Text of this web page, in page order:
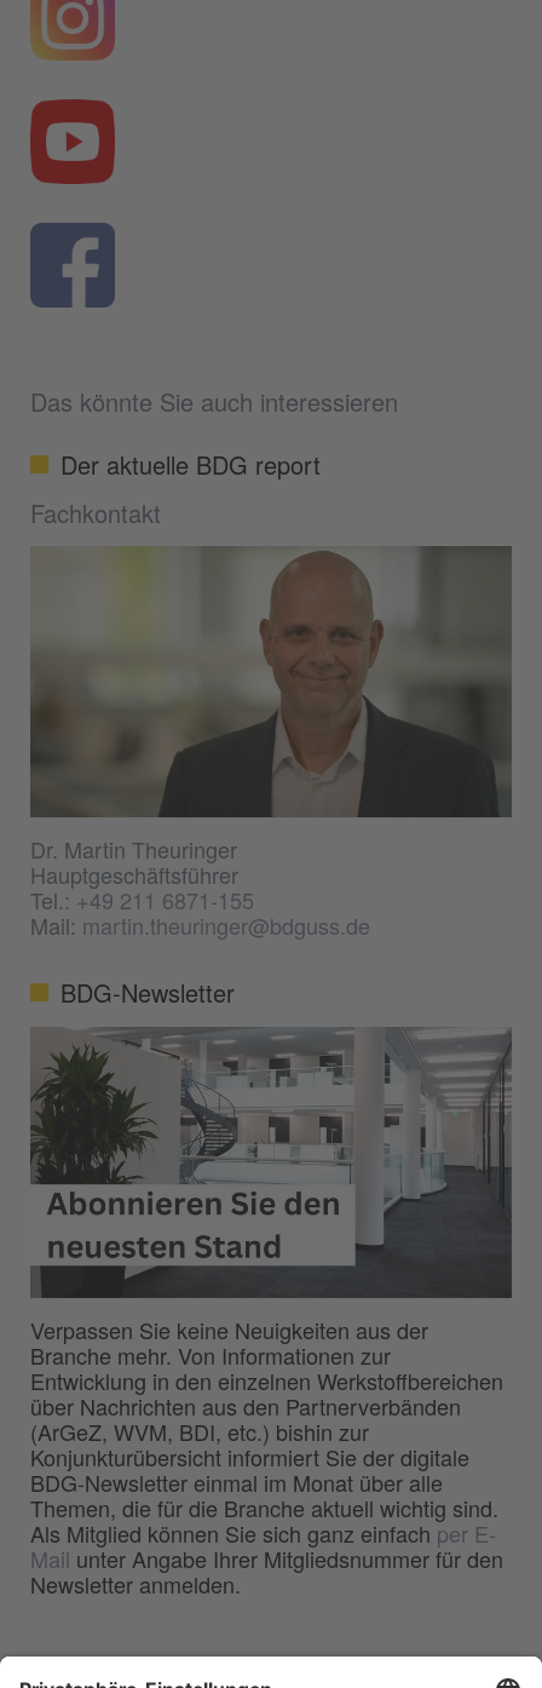
Das könnte Sie auch interessieren
Der aktuelle BDG report
Fachkontakt
Dr. Martin Theuringer
Hauptgeschäftsführer
Tel.:+49 211 6871-155
Mail: martin.theuringer@bdguss.de
BDG-Newsletter
Verpassen Sie keine Neuigkeiten aus der
Branche mehr. Von Informationen zur
Entwicklung in den einzelnen Werkstoffbereichen
über Nachrichten aus den Partnerverbänden
(ArGeZ, WVM, BDI, etc.) bishin zur
Konjunkturübersicht informiert Sie der digitale
BDG-Newsletter einmal im Monat über alle
Themen, die für die Branche aktuell wichtig sind.
Als Mitglied können Sie sich ganz einfach per E-
Mail unter Angabe Ihrer Mitgliedsnummer für den
Newsletter anmelden.